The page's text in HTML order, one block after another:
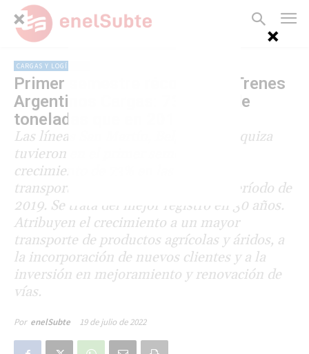
CARGAS Y LOGÍSTICA
Primer semestre récord para Trenes
Argentinos Cargas: 73% más de
toneladas que en 2019
Las líneas San Martín, Belgrano y Urquiza
tuvieron en el primer semestre un
crecimiento de 73% en las toneladas
transportadas con respecto a igual período de
2019. Se trata del mejor registro en 30 años.
Atribuyen el crecimiento a un mayor
transporte de productos agrícolas y áridos, a
la incorporación de nuevos clientes y a la
inversión en mejoramiento y renovación de
vías.
Por enelSubte 19 de julio de 2022